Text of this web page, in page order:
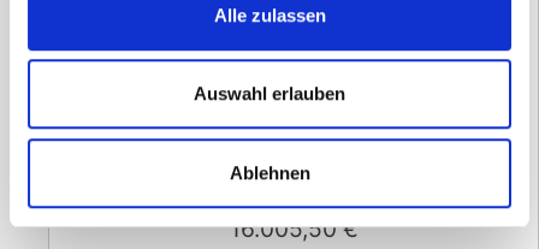
Alle zulassen
Auswahl erlauben
Ablehnen
Defibrillator Defigard Touch 7 Modell 04
12K, Spo2, NIBP, MAN, CO2, Pacer
16.005,50€